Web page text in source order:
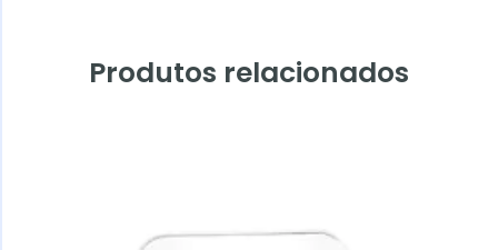
Produtos relacionados